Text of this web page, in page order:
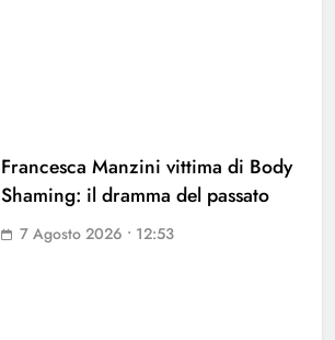
Francesca Manzini vittima di Body
Shaming: il dramma del passato
7 Agosto 2026 • 12:53